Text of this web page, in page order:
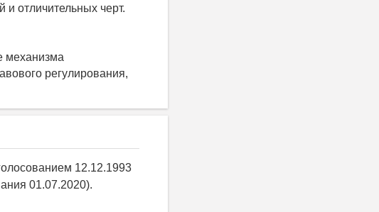
и отличительных черт.
механизма
регулирования,
12.12.1993
01.07.2020).